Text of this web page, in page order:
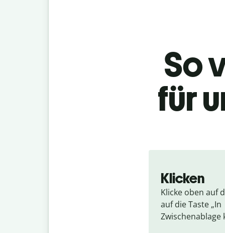
So
für
Klicken
Klicke oben auf
auf die Taste „In
Zwischenablage